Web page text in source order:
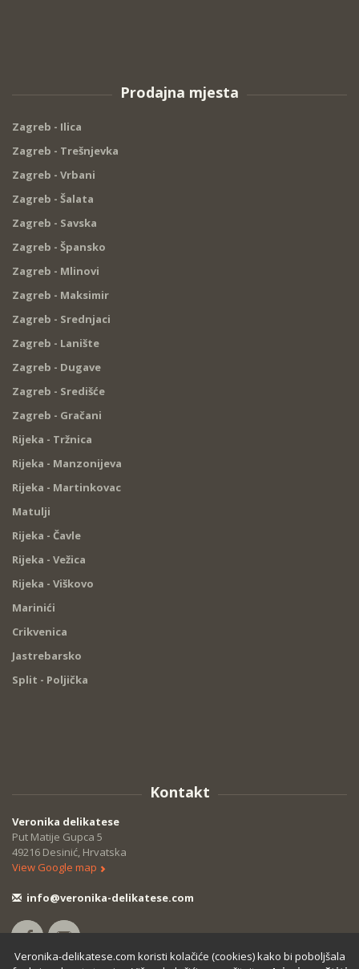
Prodajna mjesta
Zagreb - Ilica
Zagreb - Trešnjevka
Zagreb - Vrbani
Zagreb - Šalata
Zagreb - Savska
Zagreb - Špansko
Zagreb - Mlinovi
Zagreb - Maksimir
Zagreb - Srednjaci
Zagreb - Lanište
Zagreb - Dugave
Zagreb - Središće
Zagreb - Gračani
Rijeka - Tržnica
Rijeka - Manzonijeva
Rijeka - Martinkovac
Matulji
Rijeka - Čavle
Rijeka - Vežica
Rijeka - Viškovo
Marinići
Crikvenica
Jastrebarsko
Split - Poljička
Kontakt
Veronika delikatese
Put Matije Gupca 5
49216 Desinić, Hrvatska
View Google map
info@veronika-delikatese.com
Veronika-delikatese.com koristi kolačiće (cookies) kako bi poboljšala